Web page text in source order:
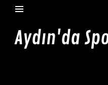
Aydın'da